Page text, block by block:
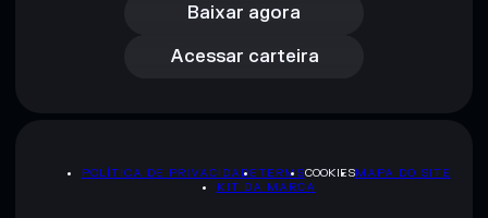
Baixar agora
Acessar carteira
Acessar carteira
POLÍTICA DE PRIVACIDADETERMSCOOKIESMAPA DO SITE
KIT DA MARCA